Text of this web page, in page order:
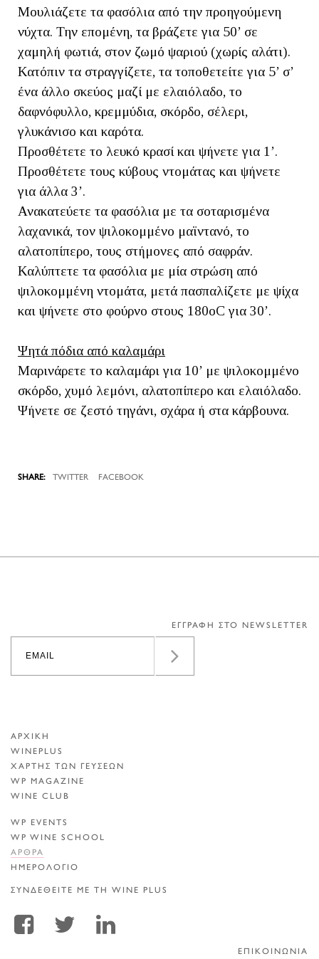
Μουλιάζετε τα φασόλια από την προηγούμενη
νύχτα. Την επομένη, τα βράζετε για 50’ σε
χαμηλή φωτιά, στον ζωμό ψαριού (χωρίς αλάτι).
Κατόπιν τα στραγγίζετε, τα τοποθετείτε για 5’ σ’
ένα άλλο σκεύος μαζί με ελαιόλαδο, το
δαφνόφυλλο, κρεμμύδια, σκόρδο, σέλερι,
γλυκάνισο και καρότα.
Προσθέτετε το λευκό κρασί και ψήνετε για 1’.
Προσθέτετε τους κύβους ντομάτας και ψήνετε
για άλλα 3’.
Ανακατεύετε τα φασόλια με τα σοταρισμένα
λαχανικά, τον ψιλοκομμένο μαϊντανό, το
αλατοπίπερο, τους στήμονες από σαφράν.
Καλύπτετε τα φασόλια με μία στρώση από
ψιλοκομμένη ντομάτα, μετά πασπαλίζετε με ψίχα
και ψήνετε στο φούρνο στους 180oC για 30’.
Ψητά πόδια από καλαμάρι
Μαρινάρετε το καλαμάρι για 10’ με ψιλοκομμένο
σκόρδο, χυμό λεμόνι, αλατοπίπερο και ελαιόλαδο.
Ψήνετε σε ζεστό τηγάνι, σχάρα ή στα κάρβουνα.
TWITTER FACEBOOK
ΕΓΓΡΑΦΗ ΣΤΟ NEWSLETTER
ΑΡΧΙΚΗ
WINEPLUS
ΧΑΡΤΗΣ ΤΩΝ ΓΕΥΣΕΩΝ
WP MAGAZINE
WINE CLUB
WP EVENTS
WP WINE SCHOOL
ΑΡΘΡΑ
ΗΜΕΡΟΛΟΓΙΟ
ΣΥΝΔΕΘΕΙΤΕ ΜΕ ΤΗ WINE PLUS
ΕΠΙΚΟΙΝΩΝΙΑ